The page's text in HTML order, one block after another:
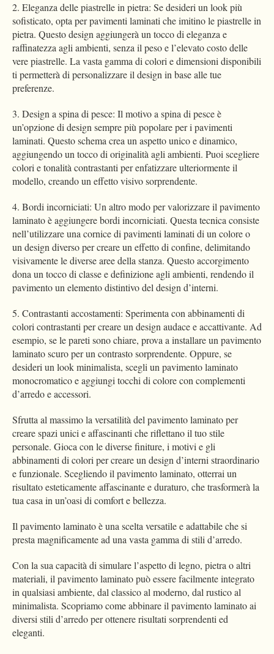
2. Eleganza delle piastrelle in pietra: Se desideri un look più
sofisticato, opta per pavimenti laminati che imitino le piastrelle in
pietra. Questo design aggiungerà un tocco di eleganza e
raffinatezza agli ambienti, senza il peso e l’elevato costo delle
vere piastrelle. La vasta gamma di colori e dimensioni disponibili
ti permetterà di personalizzare il design in base alle tue
preferenze.
3. Design a spina di pesce: Il motivo a spina di pesce è
un’opzione di design sempre più popolare per i pavimenti
laminati. Questo schema crea un aspetto unico e dinamico,
aggiungendo un tocco di originalità agli ambienti. Puoi scegliere
colori e tonalità contrastanti per enfatizzare ulteriormente il
modello, creando un effetto visivo sorprendente.
4. Bordi incorniciati: Un altro modo per valorizzare il pavimento
laminato è aggiungere bordi incorniciati. Questa tecnica consiste
nell’utilizzare una cornice di pavimenti laminati di un colore o
un design diverso per creare un effetto di confine, delimitando
visivamente le diverse aree della stanza. Questo accorgimento
dona un tocco di classe e definizione agli ambienti, rendendo il
pavimento un elemento distintivo del design d’interni.
5. Contrastanti accostamenti: Sperimenta con abbinamenti di
colori contrastanti per creare un design audace e accattivante. Ad
esempio, se le pareti sono chiare, prova a installare un pavimento
laminato scuro per un contrasto sorprendente. Oppure, se
desideri un look minimalista, scegli un pavimento laminato
monocromatico e aggiungi tocchi di colore con complementi
d’arredo e accessori.
Sfrutta al massimo la versatilità del pavimento laminato per
creare spazi unici e affascinanti che riflettano il tuo stile
personale. Gioca con le diverse finiture, i motivi e gli
abbinamenti di colori per creare un design d’interni straordinario
e funzionale. Scegliendo il pavimento laminato, otterrai un
risultato esteticamente affascinante e duraturo, che trasformerà la
tua casa in un’oasi di comfort e bellezza.
Il pavimento laminato è una scelta versatile e adattabile che si
presta magnificamente ad una vasta gamma di stili d’arredo.
Con la sua capacità di simulare l’aspetto di legno, pietra o altri
materiali, il pavimento laminato può essere facilmente integrato
in qualsiasi ambiente, dal classico al moderno, dal rustico al
minimalista. Scopriamo come abbinare il pavimento laminato ai
diversi stili d’arredo per ottenere risultati sorprendenti ed
eleganti.